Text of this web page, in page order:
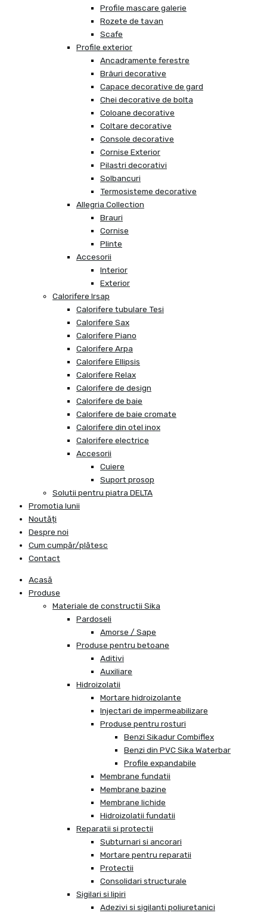
Profile mascare galerie
Rozete de tavan
Scafe
Profile exterior
Ancadramente ferestre
Brâuri decorative
Capace decorative de gard
Chei decorative de bolta
Coloane decorative
Coltare decorative
Console decorative
Cornise Exterior
Pilastri decorativi
Solbancuri
Termosisteme decorative
Allegria Collection
Brauri
Cornise
Plinte
Accesorii
Interior
Exterior
Calorifere Irsap
Calorifere tubulare Tesi
Calorifere Sax
Calorifere Piano
Calorifere Arpa
Calorifere Ellipsis
Calorifere Relax
Calorifere de design
Calorifere de baie
Calorifere de baie cromate
Calorifere din otel inox
Calorifere electrice
Accesorii
Cuiere
Suport prosop
Solutii pentru piatra DELTA
Promotia lunii
Noutăți
Despre noi
Cum cumpăr/plătesc
Contact
Acasă
Produse
Materiale de constructii Sika
Pardoseli
Amorse / Sape
Produse pentru betoane
Aditivi
Auxiliare
Hidroizolatii
Mortare hidroizolante
Injectari de impermeabilizare
Produse pentru rosturi
Benzi Sikadur Combiflex
Benzi din PVC Sika Waterbar
Profile expandabile
Membrane fundatii
Membrane bazine
Membrane lichide
Hidroizolatii fundatii
Reparatii si protectii
Subturnari si ancorari
Mortare pentru reparatii
Protectii
Consolidari structurale
Sigilari si lipiri
Adezivi si sigilanti poliuretanici